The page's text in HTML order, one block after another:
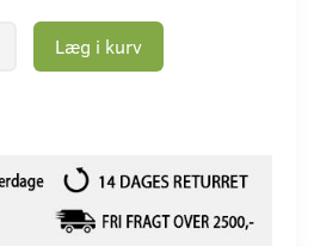
Læg i kurv